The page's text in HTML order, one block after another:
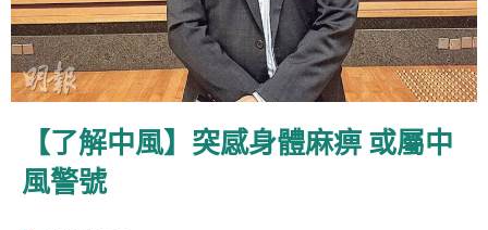
【了解中風】突感身體麻痹 或屬中
風警號